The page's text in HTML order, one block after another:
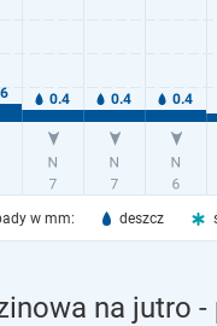
w mm: deszcz
na jutro -